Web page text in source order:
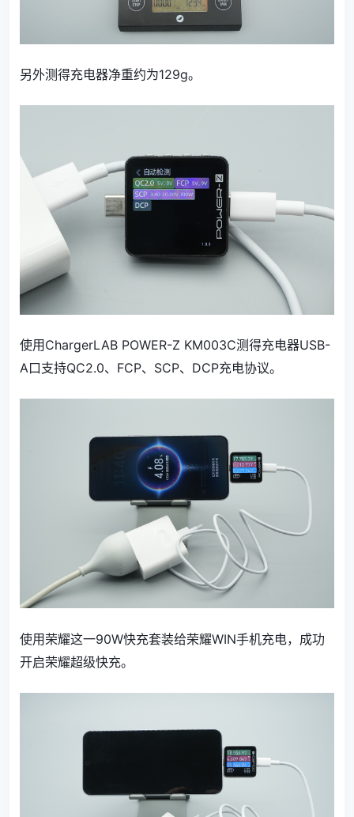
另外测得充电器净重约为129g。
使用ChargerLAB POWER-Z KM003C测得充电器USB-
A口支持QC2.0、FCP、SCP、DCP充电协议。
使用荣耀这一90W快充套装给荣耀WIN手机充电，成功
开启荣耀超级快充。